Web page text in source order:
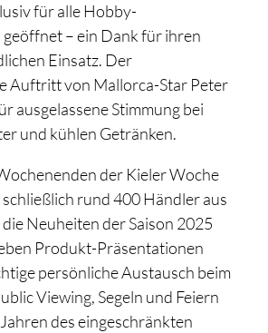
für alle Hobby-
– ein Dank für ihren
Einsatz. Der
Auftritt von Mallorca-Star Peter
ausgelassene Stimmung bei
und kühlen Getränken.
der Kieler Woche
rund 400 Händler aus
Neuheiten der Saison 2025
Produkt-Präsentationen
persönliche Austausch beim
Viewing, Segeln und Feiern
des eingeschränkten